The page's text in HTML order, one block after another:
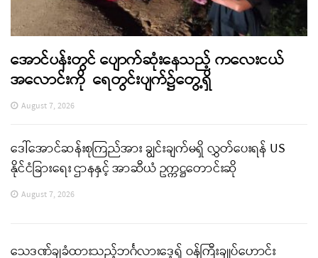
အောင်ပန်းတွင် ပျောက်ဆုံးနေသည့် ကလေးငယ်
အလောင်းကို ရေတွင်းပျက်၌တွေ့ရှိ
August 7, 2026
ဒေါ်အောင်ဆန်းစုကြည်အား ချွင်းချက်မရှိ လွှတ်ပေးရန် US
နိုင်ငံခြားရေး ဌာနနှင့် အာဆီယံ ဥက္ကဋ္ဌတောင်းဆို
August 7, 2026
သေဒဏ်ချခံထားသည့်ဘင်္ဂလားဒေ့ရှ် ဝန်ကြီးချုပ်ဟောင်း